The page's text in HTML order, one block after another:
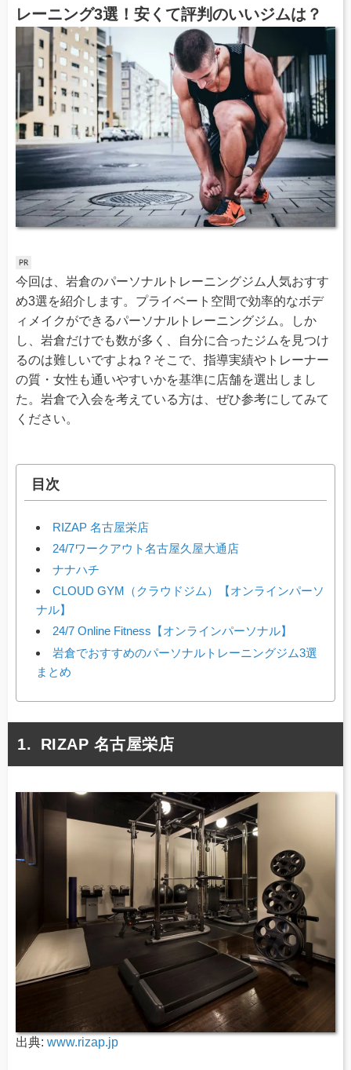
レーニング3選！安くて評判のいいジムは？
今回は、岩倉のパーソナルトレーニングジム人気おすす
め3選を紹介します。プライベート空間で効率的なボデ
ィメイクができるパーソナルトレーニングジム。しか
し、岩倉だけでも数が多く、自分に合ったジムを見つけ
るのは難しいですよね？そこで、指導実績やトレーナー
の質・女性も通いやすいかを基準に店舗を選出しまし
た。岩倉で入会を考えている方は、ぜひ参考にしてみて
ください。
目次
RIZAP 名古屋栄店
24/7ワークアウト名古屋久屋大通店
ナナハチ
CLOUD GYM（クラウドジム）【オンラインパーソ
ナル】
24/7 Online Fitness【オンラインパーソナル】
岩倉でおすすめのパーソナルトレーニングジム3選
まとめ
RIZAP 名古屋栄店
出典: www.rizap.jp